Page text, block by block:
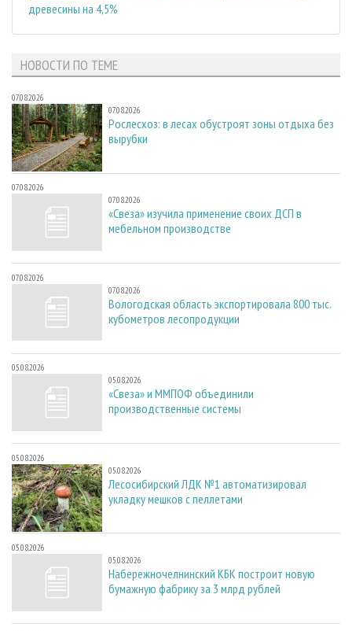
древесины на 4,5%
НОВОСТИ ПО ТЕМЕ
07.08.2026
07.08.2026
Рослесхоз: в лесах обустроят зоны отдыха без
вырубки
07.08.2026
07.08.2026
«Свеза» изучила применение своих ДСП в
мебельном производстве
07.08.2026
07.08.2026
Вологодская область экспортировала 800 тыс.
кубометров лесопродукции
05.08.2026
05.08.2026
«Свеза» и ММПОФ объединили
производственные системы
05.08.2026
05.08.2026
Лесосибирский ЛДК №1 автоматизировал
укладку мешков с пеллетами
05.08.2026
05.08.2026
Набережночелнинский КБК построит новую
бумажную фабрику за 3 млрд рублей